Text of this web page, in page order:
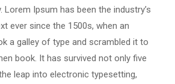
Lorem Ipsum has been the industry’s
ever since the 1500s, when an
a galley of type and scrambled it to
book. It has survived not only five
leap into electronic typesetting,